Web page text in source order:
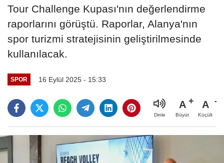
Tour Challenge Kupası'nın değerlendirme
raporlarını görüştü. Raporlar, Alanya'nın
spor turizmi stratejisinin geliştirilmesinde
kullanılacak.
SPOR 16 Eylül 2025 - 15:33
Dinle
A
Büyüt
A
Küçült